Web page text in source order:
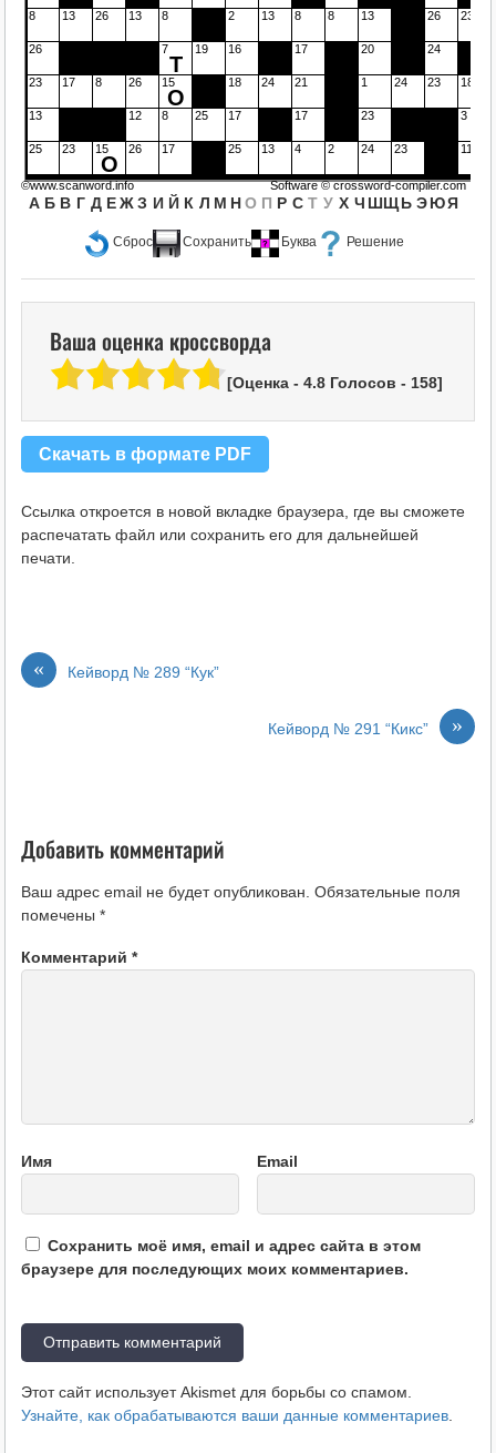
Сброс Сохранить Буква Решение
8 13 26 13 8 2 13 8 8 13 26 23
26 7
Т
19 16 17 20 24
23 17 8 26 15
О
18 24 21 1 24 23 18
13 12 8 25 17 17 23 3
25 23 15
О
26 17 25 13 4 2 24 23 11
А Б В Г Д Е Ж З И Й К Л М Н О П Р С Т У Х Ч ШЩЬ ЭЮЯ
©www.scanword.info Software ©crossword-compiler.com
Ваша оценка кроссворда
[Оценка - 4.8Голосов - 158]
Скачать в формате PDF
Ссылка откроется в новой вкладке браузера, где вы сможете
распечатать файл или сохранить его для дальнейшей
печати.
« Кейворд № 289 “Кук”
»
Кейворд № 291 “Кикс”
Добавить комментарий
Ваш адрес email не будет опубликован. Обязательные поля
помечены *
Комментарий *
Имя Email
Сохранить моё имя, email и адрес сайта в этом
браузере для последующих моих комментариев.
Этот сайт использует Akismet для борьбы со спамом.
Узнайте, как обрабатываются ваши данные комментариев.